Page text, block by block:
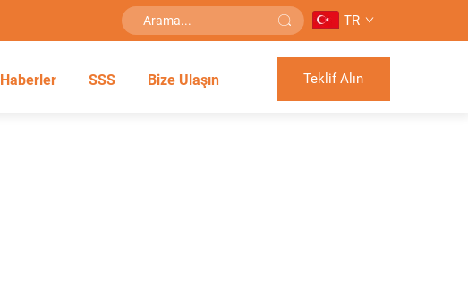
TR
Haberler SSS Bize Ulaşın Teklif Alın